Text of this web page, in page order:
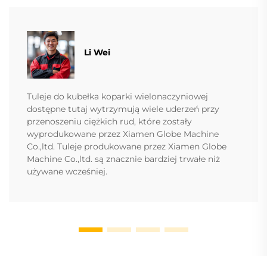
Li Wei
Tuleje do kubełka koparki wielonaczyniowej
dostępne tutaj wytrzymują wiele uderzeń przy
przenoszeniu ciężkich rud, które zostały
wyprodukowane przez Xiamen Globe Machine
Co.,ltd. Tuleje produkowane przez Xiamen Globe
Machine Co.,ltd. są znacznie bardziej trwałe niż
używane wcześniej.